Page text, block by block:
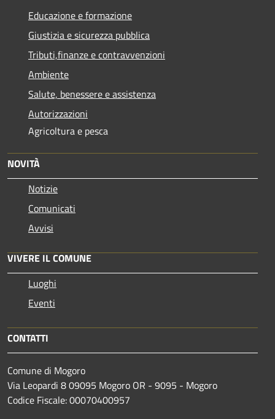
Educazione e formazione
Giustizia e sicurezza pubblica
Tributi,finanze e contravvenzioni
Ambiente
Salute, benessere e assistenza
Autorizzazioni
Agricoltura e pesca
NOVITÀ
Notizie
Comunicati
Avvisi
VIVERE IL COMUNE
Luoghi
Eventi
CONTATTI
Comune di Mogoro
Via Leopardi 8 09095 Mogoro OR - 9095 - Mogoro
Codice Fiscale: 00070400957